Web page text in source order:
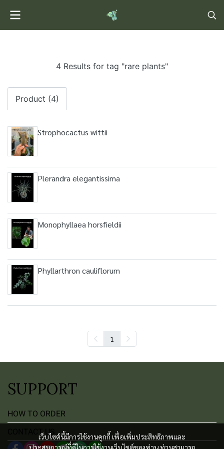
4 Results for tag "rare plants"
Product (4)
Strophocactus wittii
Plerandra elegantissima
Monophyllaea horsfieldii
Phyllarthron cauliflorum
1
เว็บไซต์นี้มีการใช้งานคุกกี้ เพื่อเพิ่มประสิทธิภาพและ
ประสบการณ์ที่ดีในการใช้งานเว็บไซต์ของท่าน ท่านสามารถ
SUPPORT
HOW TO ORDER
CONTACT US